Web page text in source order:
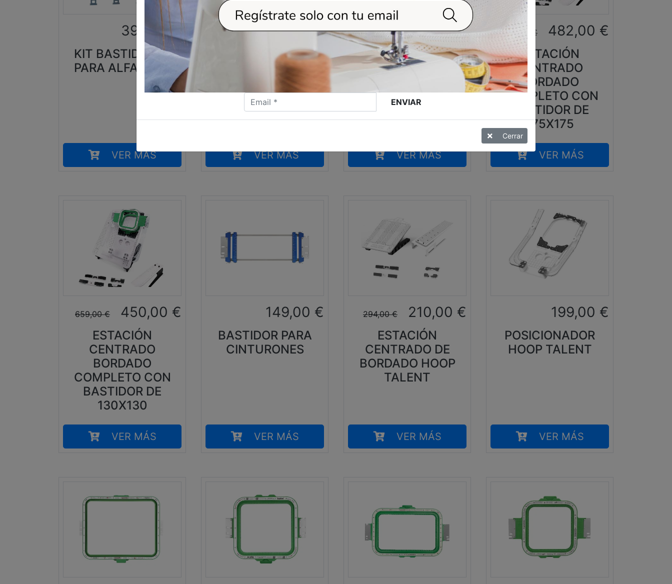
399,00 €
KIT BASTIDORES
PARA ALFA AX12
VER MÁS
MEJOR VALORADO
209,00 €
BASTIDOR
CALZADO
BORDADORA ALFA
AX12
VER MÁS
299,00 €
BASTIDOR
CALZADO
AX15
VER MÁS
659,00 € 482,00 €
ESTACIÓN
CENTRADO
BORDADO
COMPLETO CON
BASTIDOR DE
175X175
VER MÁS
659,00 € 450,00 €
ESTACIÓN
CENTRADO
BORDADO
COMPLETO CON
BASTIDOR DE
130X130
VER MÁS
149,00 €
BASTIDOR PARA
CINTURONES
VER MÁS
294,00 € 210,00 €
ESTACIÓN
CENTRADO DE
BORDADO HOOP
TALENT
VER MÁS
199,00 €
POSICIONADOR
HOOP TALENT
VER MÁS
ENVIAR
Cerrar